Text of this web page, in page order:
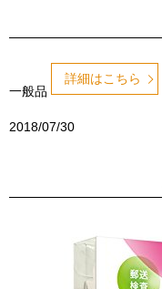
一般品
詳細はこちら
2018/07/30